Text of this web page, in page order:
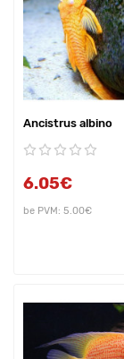
Ancistrus albino
6.05€
be PVM: 5.00€